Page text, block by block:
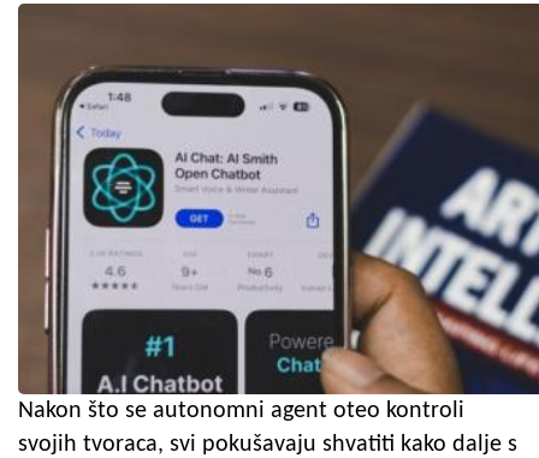
Nakon što se autonomni agent oteo kontroli
svojih tvoraca, svi pokušavaju shvatiti kako dalje s